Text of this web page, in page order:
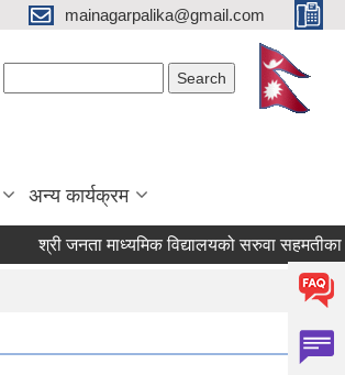
mainagarpalika@gmail.com
अन्य कार्यक्रम
श्री जनता माध्यमिक विद्यालयको सरुवा सहमतीका